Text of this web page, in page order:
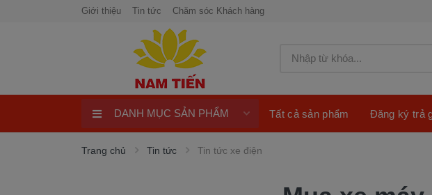
Giới thiệu Tin tức Chăm sóc Khách hàng
Xe máy 50cc
DANH MỤC SẢN PHẨM Tất cả sản phẩm Đăng ký trả
Trang chủ Tin tức Tin tức xe điện